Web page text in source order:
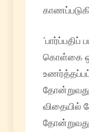
கொள்கை
விதையில்